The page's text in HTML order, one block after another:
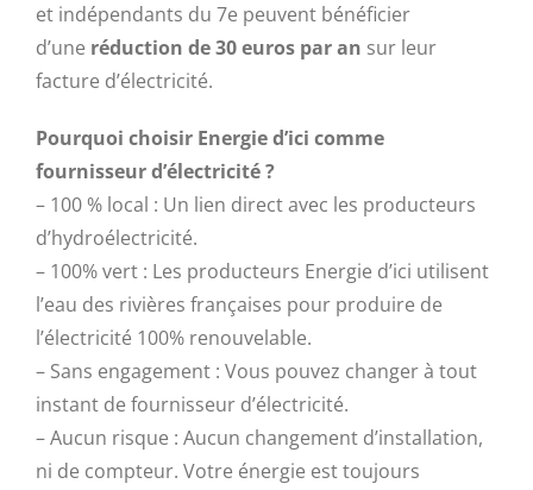
et indépendants du 7e peuvent bénéficier
d’une réduction de 30 euros par an sur leur
facture d’électricité.
Pourquoi choisir Energie d’ici comme
fournisseur d’électricité ?
– 100 % local : Un lien direct avec les producteurs
d’hydroélectricité.
– 100% vert : Les producteurs Energie d’ici utilisent
l’eau des rivières françaises pour produire de
l’électricité 100% renouvelable.
– Sans engagement : Vous pouvez changer à tout
instant de fournisseur d’électricité.
– Aucun risque : Aucun changement d’installation,
ni de compteur. Votre énergie est toujours